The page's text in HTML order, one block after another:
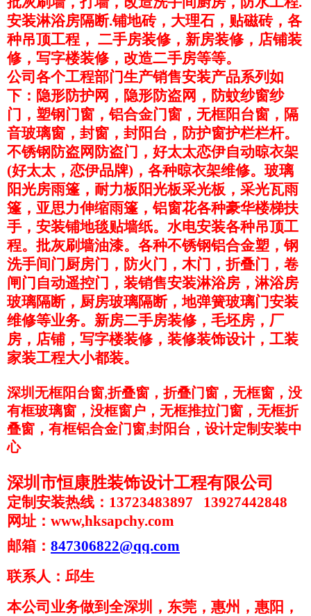
安装淋浴房隔断.铺地砖，大理石，贴磁砖，各
种吊顶工程， 二手房装修，新房装修，店铺装
修，写字楼装修，改造二手房等等。
公司各个工程部门生产销售安装产品系列如
下：隐形防护网，隐形防盗网，防蚊纱窗纱
门，塑钢门窗，铝合金门窗，无框阳台窗，隔
音玻璃窗，封窗，封阳台，防护窗护栏栏杆。
不锈钢防盗网防盗门，好太太恋伊自动晾衣架
(好太太，恋伊品牌)，各种晾衣架维修。玻璃
阳光房雨篷，耐力板阳光板采光板，采光瓦雨
篷，亚思力伸缩雨篷，铝窗花各种豪华楼梯扶
手，安装铺地毯贴墙纸。水电安装各种吊顶工
程。批灰刷墙油漆。各种不锈钢铝合金塑，钢
洗手间门厨房门，防火门，木门，折叠门，卷
闸门自动遥控门，装销售安装淋浴房，淋浴房
玻璃隔断，厨房玻璃隔断，地弹簧玻璃门安装
维修等业务。新房二手房装修，毛坯房，厂
房，店铺，写字楼装修，装修装饰设计，工装
家装工程大小都装。
深圳无框阳台窗,折叠窗，折叠门窗，无框窗，没
有框玻璃窗，没框窗户，无框推拉门窗，无框折
叠窗，有框铝合金门窗,封阳台，设计定制安装中
心
深圳市恒康胜装饰设计工程有限公司
定制安装热线：13723483897 13927442848
网址：www,hksapchy.com
邮箱： 847306822@qq.com
联系人：邱生
本公司业务做到全深圳，东莞，惠州，惠阳，